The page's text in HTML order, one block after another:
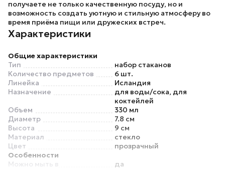
получаете не только качественную посуду, но и
возможность создать уютную и стильную атмосферу во
время приёма пищи или дружеских встреч.
Характеристики
Общие характеристики
Тип
набор стаканов
Количество предметов
6 шт.
Линейка
Исландия
Назначение
для воды/сока, для
коктейлей
Объем
330 мл
Диаметр
7.8 см
Высота
9 см
Материал
стекло
Цвет
прозрачный
Особенности
Можно мыть в
да